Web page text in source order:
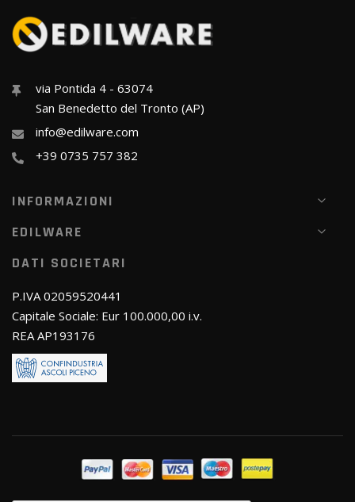
via Pontida 4 - 63074
San Benedetto del Tronto (AP)
info@edilware.com
+39 0735 757 382
INFORMAZIONI
EDILWARE
DATI SOCIETARI
P.IVA 02059520441
Capitale Sociale: Eur 100.000,00 i.v.
REA AP193176